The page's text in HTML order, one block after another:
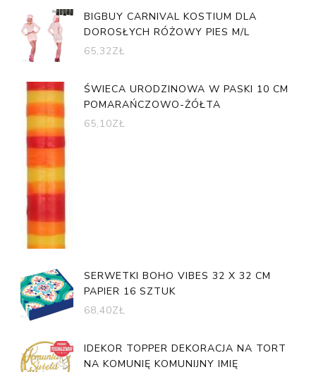
BIGBUY CARNIVAL KOSTIUM DLA
DOROSŁYCH RÓŻOWY PIES M/L
65,32ZŁ
ŚWIECA URODZINOWA W PASKI 10 CM
POMARAŃCZOWO-ŻÓŁTA
65,10ZŁ
SERWETKI BOHO VIBES 32 X 32 CM
PAPIER 16 SZTUK
68,40ZŁ
IDEKOR TOPPER DEKORACJA NA TORT
NA KOMUNIĘ KOMUNIJNY IMIĘ